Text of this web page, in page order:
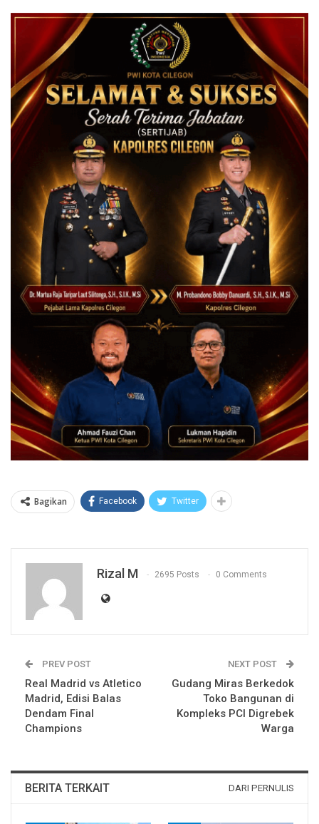
Bagikan Facebook Twitter
Rizal M 2695 Posts 0 Comments
PREV POST
Real Madrid vs Atletico
Madrid, Edisi Balas
Dendam Final
Champions
NEXT POST
Gudang Miras Berkedok
Toko Bangunan di
Kompleks PCI Digrebek
Warga
BERITA TERKAIT DARI PERNULIS